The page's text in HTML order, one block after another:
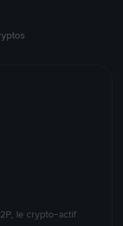
le crypto-actif